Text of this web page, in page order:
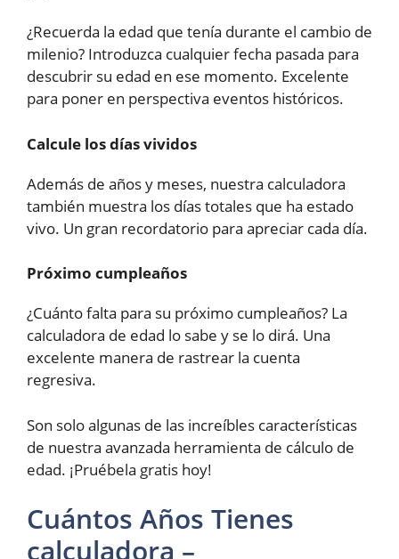
¿Recuerda la edad que tenía durante el cambio de
milenio? Introduzca cualquier fecha pasada para
descubrir su edad en ese momento. Excelente
para poner en perspectiva eventos históricos.
Calcule los días vividos
Además de años y meses, nuestra calculadora
también muestra los días totales que ha estado
vivo. Un gran recordatorio para apreciar cada día.
Próximo cumpleaños
¿Cuánto falta para su próximo cumpleaños? La
calculadora de edad lo sabe y se lo dirá. Una
excelente manera de rastrear la cuenta
regresiva.
Son solo algunas de las increíbles características
de nuestra avanzada herramienta de cálculo de
edad. ¡Pruébela gratis hoy!
Cuántos Años Tienes
calculadora –